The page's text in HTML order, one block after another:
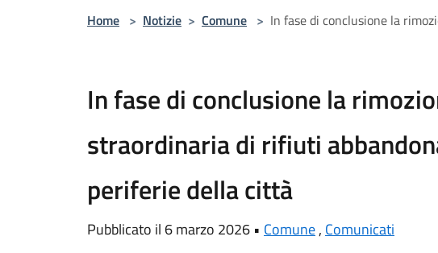
Home > Notizie > Comune > In fase di conclusione la
In fase di conclusione la
straordinaria di rifiuti
periferie della città
Pubblicato il 6 marzo 2026 • Comune, Comunicati